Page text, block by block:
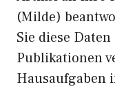
(Milde)
Sie diese
Publikationen
Hausaufgaben